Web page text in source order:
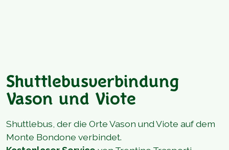
Shuttlebusverbindung
Vason und Viote
Shuttlebus, der die Orte Vason und Viote auf dem
Monte Bondone verbindet.